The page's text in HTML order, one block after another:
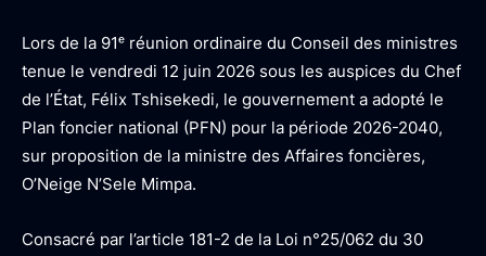
Lors de la 91ᵉ réunion ordinaire du Conseil des ministres
tenue le vendredi 12 juin 2026 sous les auspices du Chef
de l’État, Félix Tshisekedi, le gouvernement a adopté le
Plan foncier national (PFN) pour la période 2026-2040,
sur proposition de la ministre des Affaires foncières,
O’Neige N’Sele Mimpa.
Consacré par l’article 181-2 de la Loi n°25/062 du 30